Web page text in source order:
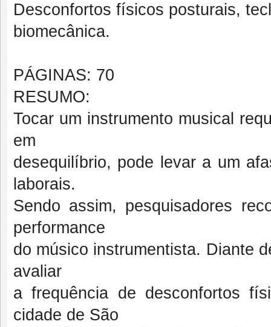
Desconfortos físicos posturais,
biomecânica.
PÁGINAS: 70
RESUMO:
Tocar um instrumento musical
em
desequilíbrio, pode levar a um
laborais.
Sendo assim, pesquisadores
performance
do músico instrumentista. Diante
avaliar
a frequência de desconfortos
cidade de São